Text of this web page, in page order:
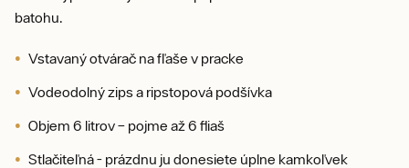
batohu.
Vstavaný otvárač na fľaše v pracke
Vodeodolný zips a ripstopová podšívka
Objem 6 litrov – pojme až 6 fliaš
Stlačiteľná - prázdnu ju donesiete úplne kamkoľvek